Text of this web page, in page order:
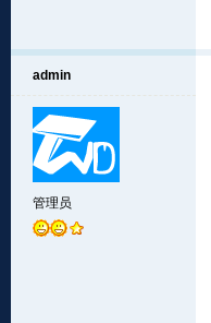
admin
管理员